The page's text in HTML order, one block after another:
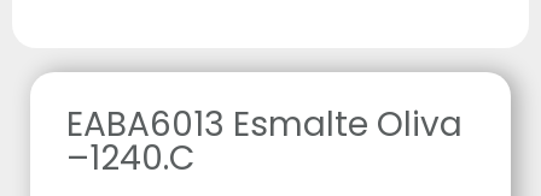
EABA6013 Esmalte Oliva
–1240.C